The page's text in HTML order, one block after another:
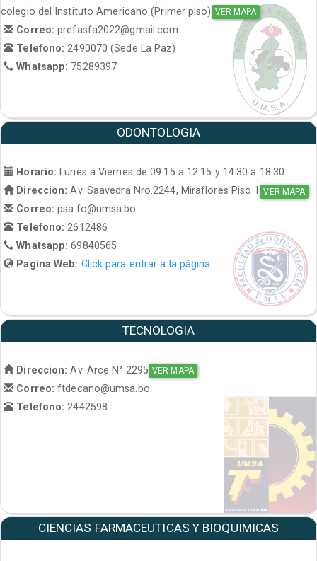
colegio del Instituto Americano (Primer piso) VER MAPA
Correo:prefasfa2022@gmail.com
Telefono: 2490070 (Sede La Paz)
Whatsapp: 75289397
ODONTOLOGIA
Horario: Lunes a Viernes de 09:15 a 12:15 y 14:30 a 18:30
Direccion: Av. Saavedra Nro.2244, Miraflores Piso 1 VER MAPA
Correo:psa.fo@umsa.bo
Telefono:2612486
Whatsapp:69840565
Pagina Web: Click para entrar a la página
TECNOLOGIA
Direccion: Av. Arce N° 2295 VER MAPA
Correo:ftdecano@umsa.bo
Telefono: 2442598
CIENCIAS FARMACEUTICAS Y BIOQUIMICAS